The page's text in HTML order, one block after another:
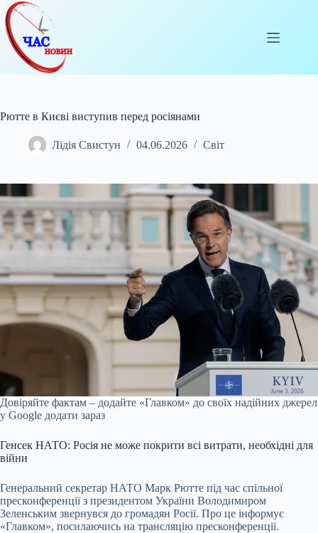
Перейти
до
вмісту
Рютте в Києві виступив перед росіянами
Лідія Свистун 04.06.2026 Світ
Довіряйте фактам – додайте «Главком» до своїх надійних джерел
у Google додати зараз
Генсек НАТО: Росія не може покрити всі витрати, необхідні для
війни
Генеральний секретар НАТО Марк Рютте під час спільної
пресконференції з президентом України Володимиром
Зеленським звернувся до громадян Росії. Про це інформує
«Главком», посилаючись на трансляцію пресконференції.